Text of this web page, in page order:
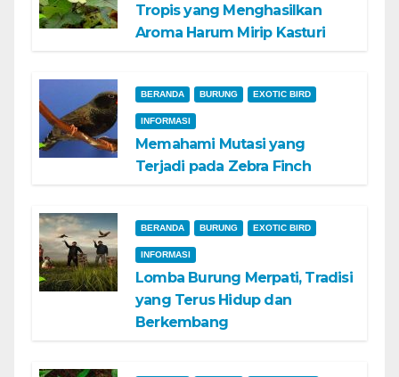
Tropis yang Menghasilkan
Aroma Harum Mirip Kasturi
BERANDA BURUNG EXOTIC BIRD
INFORMASI
Memahami Mutasi yang
Terjadi pada Zebra Finch
BERANDA BURUNG EXOTIC BIRD
INFORMASI
Lomba Burung Merpati, Tradisi
yang Terus Hidup dan
Berkembang